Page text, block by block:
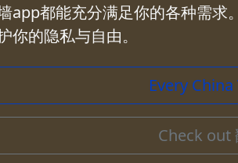
app都能充分满足你的各种需
你的隐私与自由。
Every
Check out